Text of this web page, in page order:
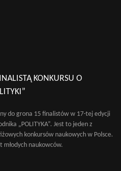
KONKURSU O
do grona 15 finalistów w 17-tej edycji
„POLITYKA”. Jest to jeden z
konkursów naukowych w Polsce.
młodych naukowców.